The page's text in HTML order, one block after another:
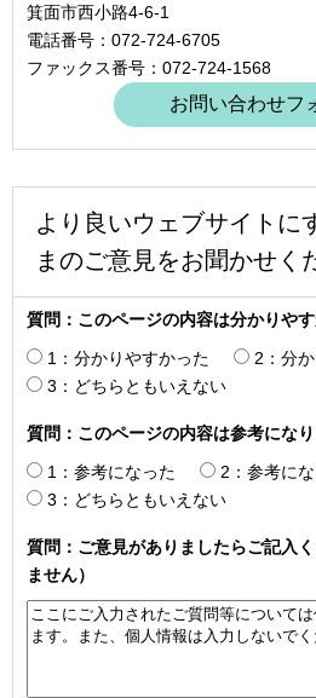
箕面市西小路4‐6‐1
電話番号：072-724-6705
ファックス番号：072-724-1568
より良いウェブサイトに
まのご意見をお聞かせく
質問：このページの内容は分かりや
1：分かりやすかった
2：分
3：どちらともいえない
質問：このページの内容は参考にな
1：参考になった
2：参考に
3：どちらともいえない
質問：ご意見がありましたらご記入
ません）